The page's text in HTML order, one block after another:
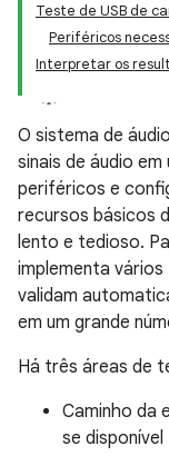
Teste de USB de
Periféricos
Interpretar os
O sistema de
sinais de áudio
periféricos e
recursos básicos
lento e tedioso.
implementa
validam
em um grande
Há três áreas de
Caminho da
se disponível